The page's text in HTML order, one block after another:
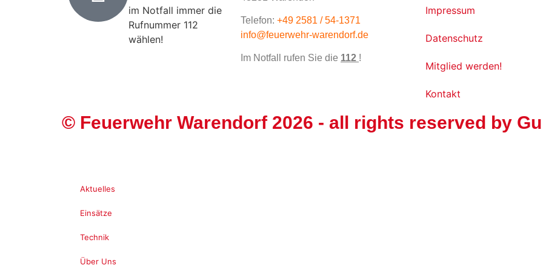
im Notfall immer die
Rufnummer 112
wählen!
Telefon: +49 2581 / 54-1371
info@feuerwehr-warendorf.de
Im Notfall rufen Sie die 112 !
Impressum
Datenschutz
Mitglied werden!
Kontakt
© Feuerwehr Warendorf 2026 - all rights reserved by
Aktuelles
Einsätze
Technik
Über Uns